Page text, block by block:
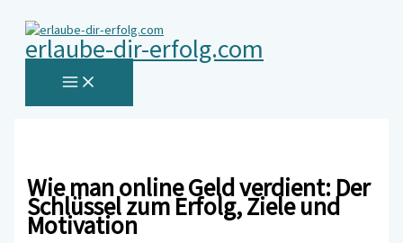
Inhalt
springen
erlaube-dir-erfolg.com
Wie man online Geld verdient: Der
Schlüssel zum Erfolg, Ziele und
Motivation
eingeben…
Mail-
Adresse*